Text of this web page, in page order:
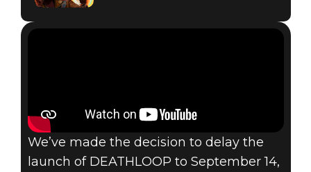
DEATHLOOP
2021年4月08日
We’ve made the decision to delay the
launch of DEATHLOOP to September 14,